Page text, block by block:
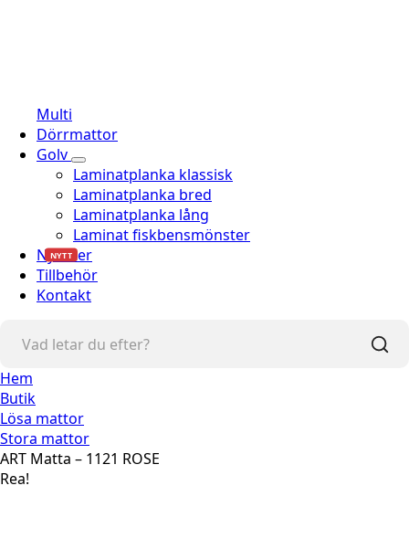
Multi
Dörrmattor
Golv
Laminatplanka klassisk
Laminatplanka bred
Laminatplanka lång
Laminat fiskbensmönster
Nyheter
NYTT
Tillbehör
Kontakt
Hem
Butik
Lösa mattor
Stora mattor
ART Matta – 1121 ROSE
Rea!